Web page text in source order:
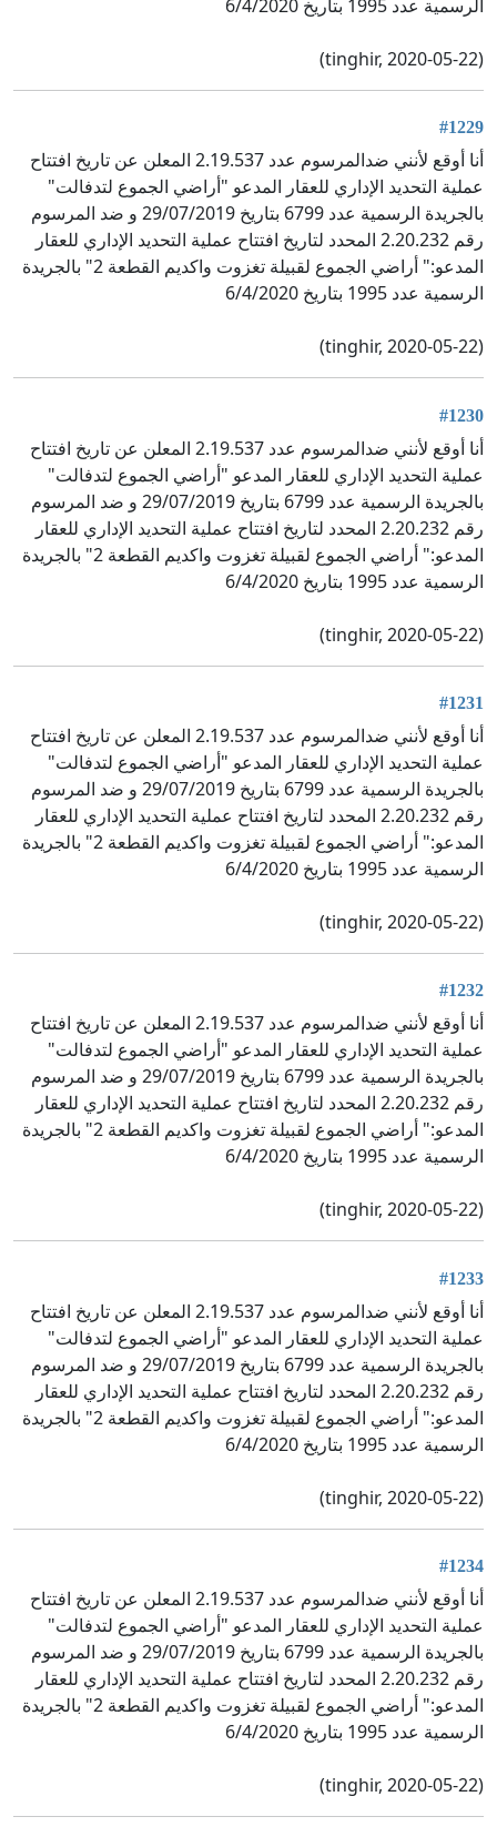
الرسمية عدد 1995 بتاريخ 6/4/2020
(tinghir, 2020-05-22)
#1229
أنا أوقع لأنني ضدالمرسوم عدد 2.19.537 المعلن عن تاريخ افتتاح
عملية التحديد الإداري للعقار المدعو "أراضي الجموع لتدفالت"
بالجريدة الرسمية عدد 6799 بتاريخ 29/07/2019 و ضد المرسوم
رقم 2.20.232 المحدد لتاريخ افتتاح عملية التحديد الإداري للعقار
المدعو:" أراضي الجموع لقبيلة تغزوت واكديم القطعة 2" بالجريدة
الرسمية عدد 1995 بتاريخ 6/4/2020
(tinghir, 2020-05-22)
#1230
أنا أوقع لأنني ضدالمرسوم عدد 2.19.537 المعلن عن تاريخ افتتاح
عملية التحديد الإداري للعقار المدعو "أراضي الجموع لتدفالت"
بالجريدة الرسمية عدد 6799 بتاريخ 29/07/2019 و ضد المرسوم
رقم 2.20.232 المحدد لتاريخ افتتاح عملية التحديد الإداري للعقار
المدعو:" أراضي الجموع لقبيلة تغزوت واكديم القطعة 2" بالجريدة
الرسمية عدد 1995 بتاريخ 6/4/2020
(tinghir, 2020-05-22)
#1231
أنا أوقع لأنني ضدالمرسوم عدد 2.19.537 المعلن عن تاريخ افتتاح
عملية التحديد الإداري للعقار المدعو "أراضي الجموع لتدفالت"
بالجريدة الرسمية عدد 6799 بتاريخ 29/07/2019 و ضد المرسوم
رقم 2.20.232 المحدد لتاريخ افتتاح عملية التحديد الإداري للعقار
المدعو:" أراضي الجموع لقبيلة تغزوت واكديم القطعة 2" بالجريدة
الرسمية عدد 1995 بتاريخ 6/4/2020
(tinghir, 2020-05-22)
#1232
أنا أوقع لأنني ضدالمرسوم عدد 2.19.537 المعلن عن تاريخ افتتاح
عملية التحديد الإداري للعقار المدعو "أراضي الجموع لتدفالت"
بالجريدة الرسمية عدد 6799 بتاريخ 29/07/2019 و ضد المرسوم
رقم 2.20.232 المحدد لتاريخ افتتاح عملية التحديد الإداري للعقار
المدعو:" أراضي الجموع لقبيلة تغزوت واكديم القطعة 2" بالجريدة
الرسمية عدد 1995 بتاريخ 6/4/2020
(tinghir, 2020-05-22)
#1233
أنا أوقع لأنني ضدالمرسوم عدد 2.19.537 المعلن عن تاريخ افتتاح
عملية التحديد الإداري للعقار المدعو "أراضي الجموع لتدفالت"
بالجريدة الرسمية عدد 6799 بتاريخ 29/07/2019 و ضد المرسوم
رقم 2.20.232 المحدد لتاريخ افتتاح عملية التحديد الإداري للعقار
المدعو:" أراضي الجموع لقبيلة تغزوت واكديم القطعة 2" بالجريدة
الرسمية عدد 1995 بتاريخ 6/4/2020
(tinghir, 2020-05-22)
#1234
أنا أوقع لأنني ضدالمرسوم عدد 2.19.537 المعلن عن تاريخ افتتاح
عملية التحديد الإداري للعقار المدعو "أراضي الجموع لتدفالت"
بالجريدة الرسمية عدد 6799 بتاريخ 29/07/2019 و ضد المرسوم
رقم 2.20.232 المحدد لتاريخ افتتاح عملية التحديد الإداري للعقار
المدعو:" أراضي الجموع لقبيلة تغزوت واكديم القطعة 2" بالجريدة
الرسمية عدد 1995 بتاريخ 6/4/2020
(tinghir, 2020-05-22)